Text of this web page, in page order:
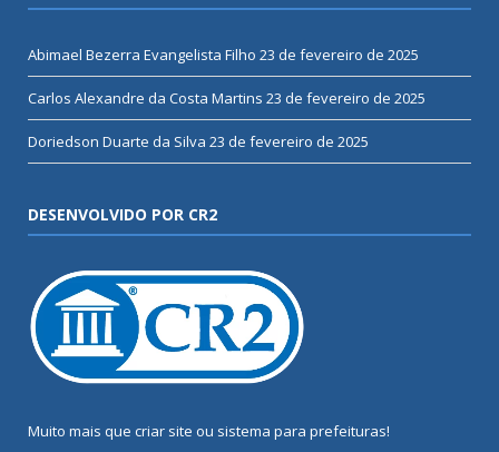
Abimael Bezerra Evangelista Filho 23 de fevereiro de 2025
Carlos Alexandre da Costa Martins 23 de fevereiro de 2025
Doriedson Duarte da Silva 23 de fevereiro de 2025
DESENVOLVIDO POR CR2
Muito mais que criar site ou sistema para prefeituras!